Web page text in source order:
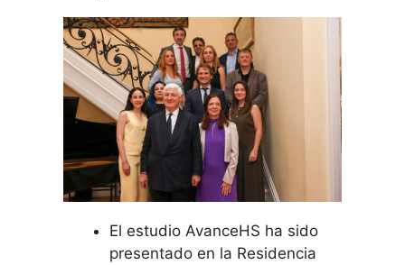
El estudio AvanceHS ha sido
presentado en la Residencia